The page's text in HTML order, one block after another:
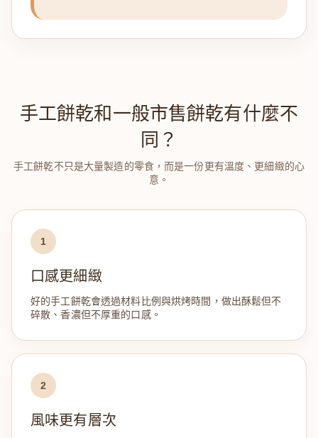
手工餅乾和一般市售餅乾有什麼不
同？
手工餅乾不只是大量製造的零食，而是一份更有溫度、更細緻的心
意。
1
口感更細緻
好的手工餅乾會透過材料比例與烘烤時間，做出酥鬆但不
碎散、香濃但不厚重的口感。
2
風味更有層次